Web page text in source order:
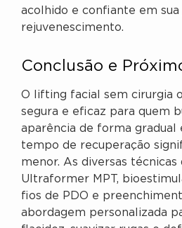
acolhido e confiante em sua
rejuvenescimento.
Conclusão e
O lifting facial sem cirurgia
segura e eficaz para quem
aparência de forma gradual
tempo de recuperação
menor. As diversas técnicas
Ultraformer MPT,
fios de PDO e
abordagem personalizada